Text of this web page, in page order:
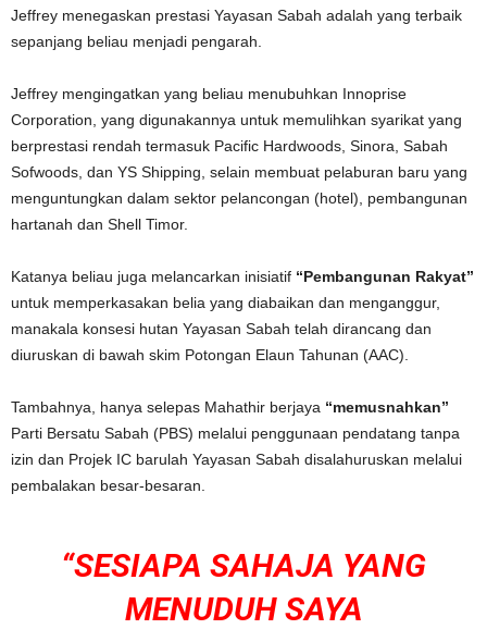
Jeffrey menegaskan prestasi Yayasan Sabah adalah yang terbaik
sepanjang beliau menjadi pengarah.
Jeffrey mengingatkan yang beliau menubuhkan Innoprise
Corporation, yang digunakannya untuk memulihkan syarikat yang
berprestasi rendah termasuk Pacific Hardwoods, Sinora, Sabah
Sofwoods, dan YS Shipping, selain membuat pelaburan baru yang
menguntungkan dalam sektor pelancongan (hotel), pembangunan
hartanah dan Shell Timor.
Katanya beliau juga melancarkan inisiatif “Pembangunan Rakyat”
untuk memperkasakan belia yang diabaikan dan menganggur,
manakala konsesi hutan Yayasan Sabah telah dirancang dan
diuruskan di bawah skim Potongan Elaun Tahunan (AAC).
Tambahnya, hanya selepas Mahathir berjaya “memusnahkan”
Parti Bersatu Sabah (PBS) melalui penggunaan pendatang tanpa
izin dan Projek IC barulah Yayasan Sabah disalahuruskan melalui
pembalakan besar-besaran.
“SESIAPA SAHAJA YANG
MENUDUH SAYA